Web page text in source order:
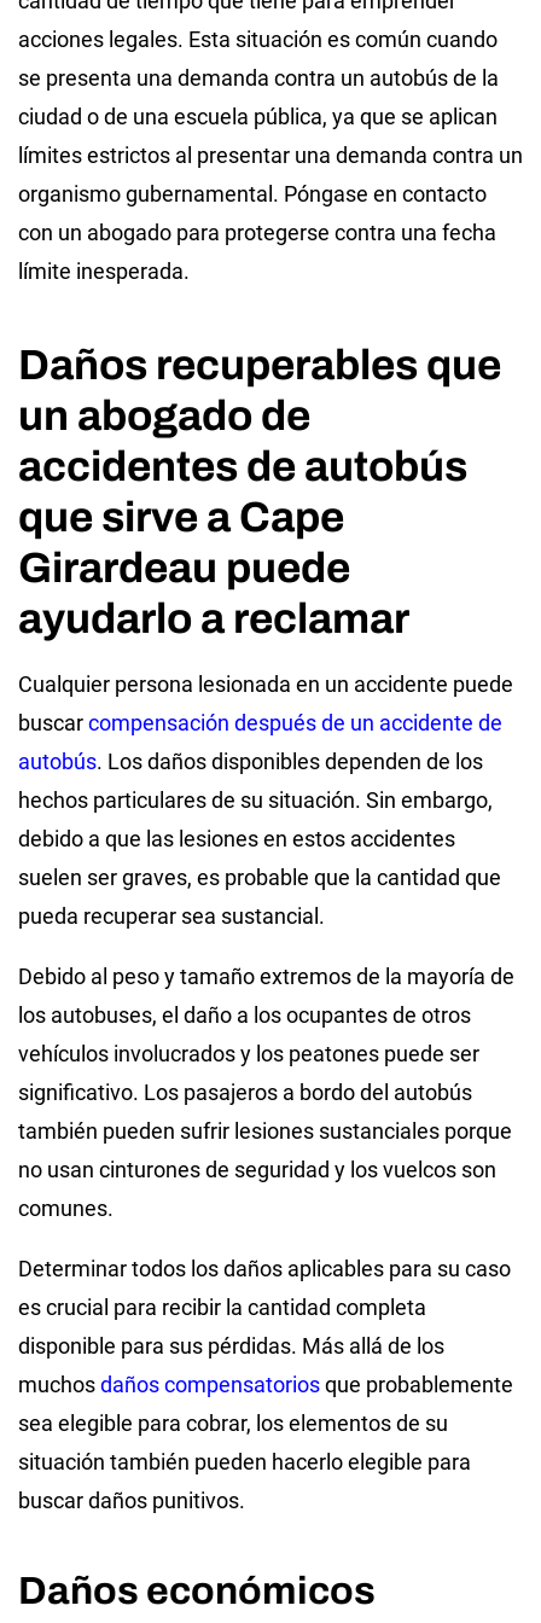
acciones legales. Esta situación es común cuando
se presenta una demanda contra un autobús de la
ciudad o de una escuela pública, ya que se aplican
límites estrictos al presentar una demanda contra un
organismo gubernamental. Póngase en contacto
con un abogado para protegerse contra una fecha
límite inesperada.
Daños recuperables que
un abogado de
accidentes de autobús
que sirve a Cape
Girardeau puede
ayudarlo a reclamar
Cualquier persona lesionada en un accidente puede
buscarcompensación después de un accidente de
autobús. Los daños disponibles dependen de los
hechos particulares de su situación. Sin embargo,
debido a que las lesiones en estos accidentes
suelen ser graves, es probable que la cantidad que
pueda recuperar sea sustancial.
Debido al peso y tamaño extremos de la mayoría de
los autobuses, el daño a los ocupantes de otros
vehículos involucrados y los peatones puede ser
significativo. Los pasajeros a bordo del autobús
también pueden sufrir lesiones sustanciales porque
no usan cinturones de seguridad y los vuelcos son
comunes.
Determinar todos los daños aplicables para su caso
es crucial para recibir la cantidad completa
disponible para sus pérdidas. Más allá de los
muchosdaños compensatoriosque probablemente
sea elegible para cobrar, los elementos de su
situación también pueden hacerlo elegible para
buscar daños punitivos.
Daños económicos